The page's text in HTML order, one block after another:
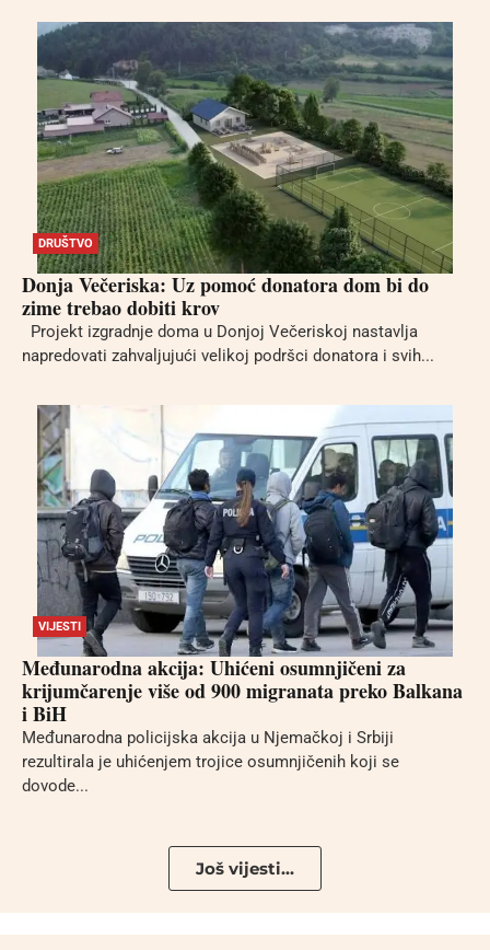
DRUŠTVO
Donja Večeriska: Uz pomoć donatora dom bi do
zime trebao dobiti krov
Projekt izgradnje doma u Donjoj Večeriskoj nastavlja
napredovati zahvaljujući velikoj podršci donatora i svih...
VIJESTI
Međunarodna akcija: Uhićeni osumnjičeni za
krijumčarenje više od 900 migranata preko Balkana
i BiH
Međunarodna policijska akcija u Njemačkoj i Srbiji
rezultirala je uhićenjem trojice osumnjičenih koji se
dovode...
Još vijesti...